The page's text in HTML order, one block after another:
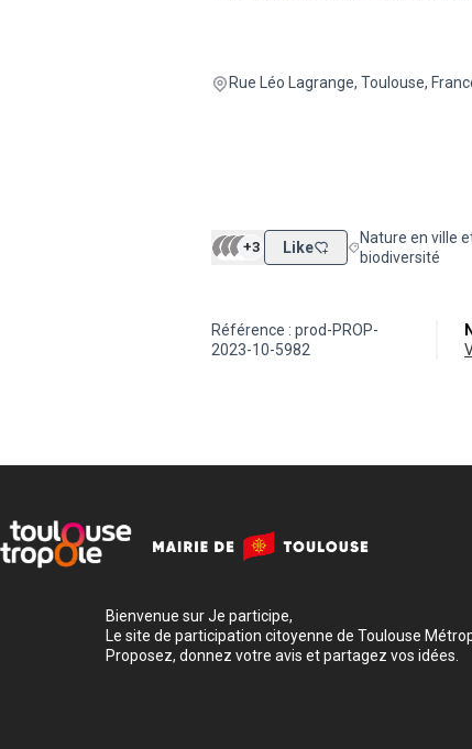
Rue Léo Lagrange, Toulouse,
+3 Like Filtrer les
Nature en ville
biodiversité
Référence : prod-PROP-
2023-10-5982
Bienvenue sur Je participe,
Le site de participation citoyenne de Toulouse
Proposez, donnez votre avis et partagez vos idées.